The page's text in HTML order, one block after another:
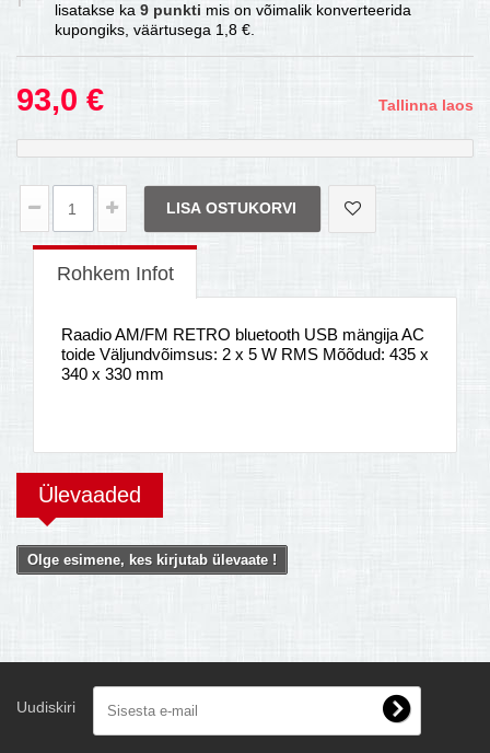
lisatakse ka 9 punkti mis on võimalik konverteerida
kupongiks, väärtusega 1,8 €
93,0 € Tallinna laos
LISA OSTUKORVI
Rohkem Infot
Raadio AM/FM RETRO bluetooth USB mängija AC
toide Väljundvõimsus: 2 x 5 W RMS Mõõdud: 435 x
340 x 330 mm
Ülevaaded
Olge esimene, kes kirjutab ülevaate !
Uudiskiri